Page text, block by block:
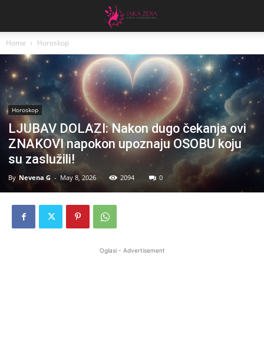
Home Horoskop
Horoskop
LJUBAV DOLAZI: Nakon dugo čekanja ovi
ZNAKOVI napokon upoznaju OSOBU koju
su zaslužili!
By Nevena G - May 8, 2026 2094 0
Oglasi - Advertisement